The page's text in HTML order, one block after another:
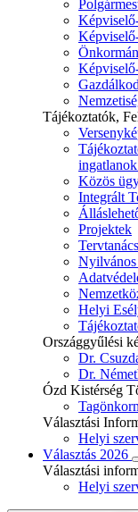
Tájékoztatók,
Közös
Integrált
Projektek
Tervtanács
Helyi
Országgyűlési
Dr.
Dr.
Ózd Kistérség
Választási
Helyi
Választás 2026
Választási
Helyi